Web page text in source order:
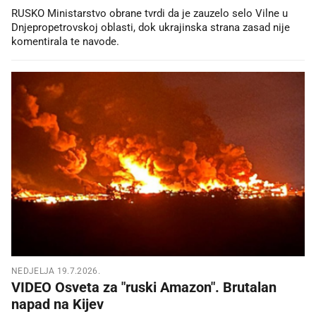
RUSKO Ministarstvo obrane tvrdi da je zauzelo selo Vilne u
Dnjepropetrovskoj oblasti, dok ukrajinska strana zasad nije
komentirala te navode.
NEDJELJA 19.7.2026.
VIDEO Osveta za "ruski Amazon". Brutalan
napad na Kijev